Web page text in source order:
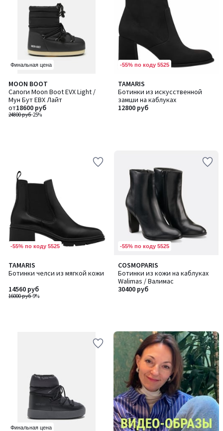
Финальная цена
MOON BOOT
Сапоги Moon Boot EVX Light /
Мун Бут ЕВХ Лайт
24800 руб-25%
от18600 руб
-55% по коду 5525
TAMARIS
Ботинки из искусственной
замши на каблуках
12800 руб
-55% по коду 5525
TAMARIS
Ботинки челси из мягкой кожи
16000 руб-9%
14560 руб
-55% по коду 5525
COSMOPARIS
Ботинки из кожи на каблуках
Walimas / Валимас
30400 руб
Финальная цена
-